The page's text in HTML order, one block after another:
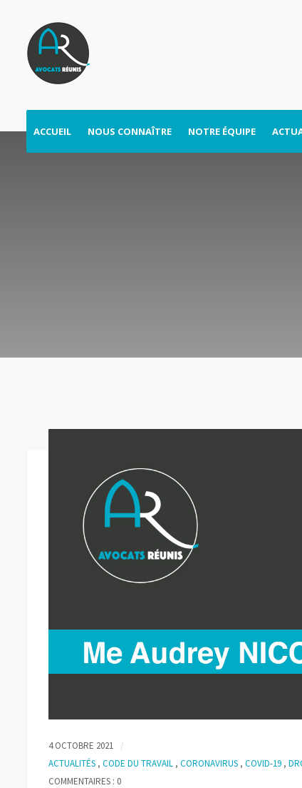
ACCUEIL NOUS CONNAÎTRE NOTRE ÉQUIPE
4 OCTOBRE 2021
ACTUALITÉS , CODE DU TRAVAIL , CORONAVIRUS , COVID-19 ,
COMMENTAIRES : 0